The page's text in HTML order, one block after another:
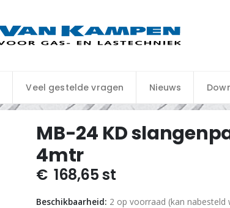
Veel gestelde vragen Nieuws
MB-24 KD
4mtr
€ 168,65st
Beschikbaarheid: 2 op voorraad (kan nabesteld